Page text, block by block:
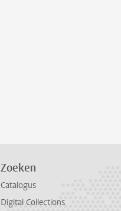
Zoeken
Catalogus
Digital Collections